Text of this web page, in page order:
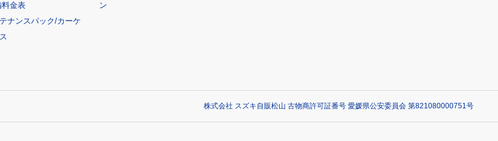
料金表
ナンスパック/カーケ
ン
株式会社 スズキ自販松山 古物商許可証番号 愛媛県公安委員会 第821080000751号